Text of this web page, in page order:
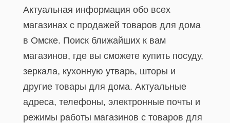
Актуальная информация обо всех
магазинах с продажей товаров для дома
в Омске. Поиск ближайших к вам
магазинов, где вы сможете купить посуду,
зеркала, кухонную утварь, шторы и
другие товары для дома. Актуальные
адреса, телефоны, электронные почты и
режимы работы магазинов с товаров для